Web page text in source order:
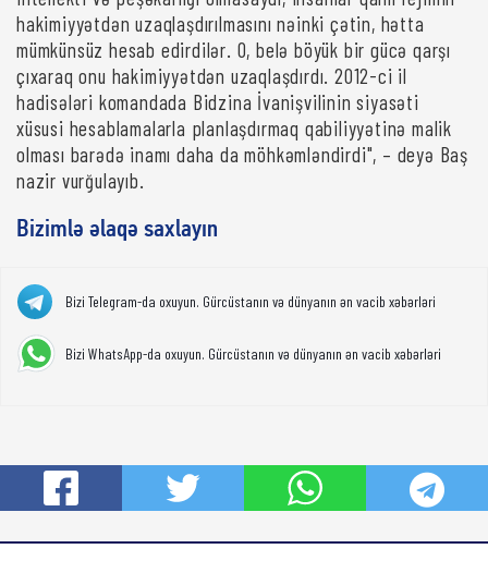
hakimiyyətdən uzaqlaşdırılmasını nəinki çətin, hətta
mümkünsüz hesab edirdilər. O, belə böyük bir gücə qarşı
çıxaraq onu hakimiyyətdən uzaqlaşdırdı. 2012-ci il
hadisələri komandada Bidzina İvanişvilinin siyasəti
xüsusi hesablamalarla planlaşdırmaq qabiliyyətinə malik
olması barədə inamı daha da möhkəmləndirdi", – deyə Baş
nazir vurğulayıb.
Bizimlə əlaqə saxlayın
Bizi Telegram-da oxuyun. Gürcüstanın və dünyanın ən vacib xəbərləri
Bizi WhatsApp-da oxuyun. Gürcüstanın və dünyanın ən vacib xəbərləri